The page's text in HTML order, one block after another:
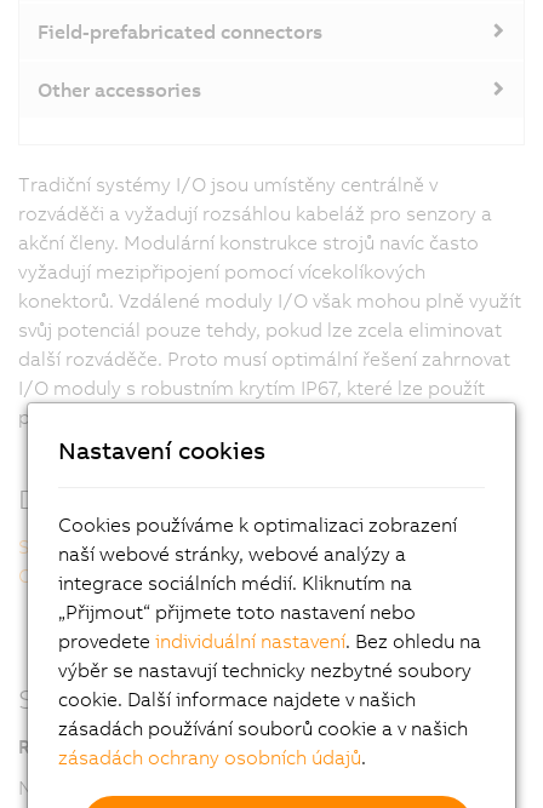
Field-prefabricated connectors
Other accessories
Tradiční systémy I/O jsou umístěny centrálně v
rozváděči a vyžadují rozsáhlou kabeláž pro senzory a
akční členy. Modulární konstrukce strojů navíc často
vyžadují mezipřipojení pomocí vícekolíkových
konektorů. Vzdálené moduly I/O však mohou plně využít
svůj potenciál pouze tehdy, pokud lze zcela eliminovat
další rozváděče. Proto musí optimální řešení zahrnovat
I/O moduly s robustním krytím IP67, které lze použít
přímo do náročných průmyslových podmínek.
Další informace
Sicher, stark, ...
Offen, kompakt, ...
Snížení nákladů
Redukovaná kabeláž
Namísto zdlouhavého připojování jednotlivých snímačů
Nastavení cookies
Cookies používáme k optimalizaci zobrazení
naší webové stránky, webové analýzy a
integrace sociálních médií. Kliknutím na
„Přijmout“ přijmete toto nastavení nebo
provedeteindividuální nastavení. Bez ohledu na
výběr se nastavují technicky nezbytné soubory
cookie. Další informace najdete v našich
zásadách používání souborů cookie a v našich
zásadách ochrany osobních údajů.